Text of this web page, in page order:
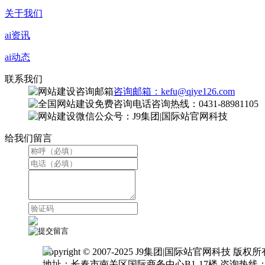
关于我们
ai资讯
ai动态
联系我们
咨询邮箱：kefu@qiye126.com
咨询热线：0431-88981105
微信公众号：J9集团|国际站官网科技
给我们留言
Copyright © 2007-2025 J9集团|国际站官网科技 版权所